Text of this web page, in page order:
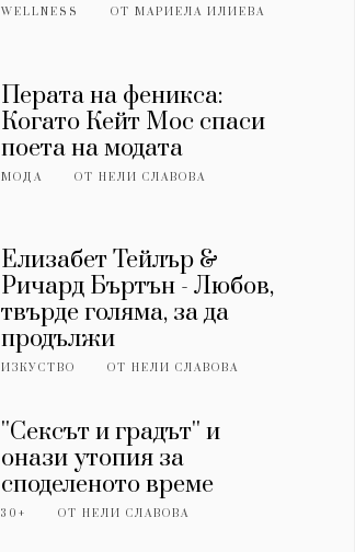
WELLNESS ОТМАРИЕЛА ИЛИЕВА
Перата на феникса:
Когато Кейт Мос спаси
поета на модата
МОДА ОТНЕЛИ СЛАВОВА
Елизабет Тейлър &
Ричард Бъртън - Любов,
твърде голяма, за да
продължи
ИЗКУСТВО ОТНЕЛИ СЛАВОВА
''Сексът и градът'' и
онази утопия за
споделеното време
30+ ОТНЕЛИ СЛАВОВА